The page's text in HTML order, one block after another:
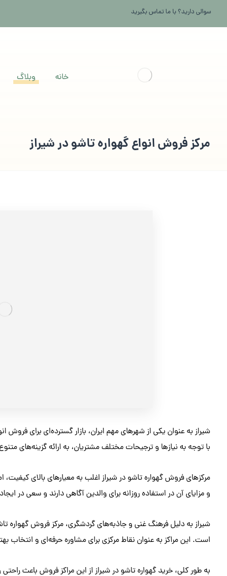
سوالی دارید؟ با ما تماس بگیرید
خانه وبلاگ
مرکز فروش انواع گهواره تاشو در شیراز
شیراز به عنوان یکی از شهرهای مهم ایران، بازار گسترده‌ای برای فروش
با توجه به نیازها و ترجیحات مختلف مشتریان، به ارائه گزینه‌های
مرکزهای فروش گهواره تاشو در شیراز اغلب به معیارهای بالای
و مزایای آن در استفاده روزانه برای والدین آگاهی دارند و سعی در
شیراز به دلیل فرهنگ غنی و جاذبه‌های گردشگری، مرکز فروش گهواره
است. این مراکز به عنوان نقاط مرکزی برای مشاوره حرفه‌ای و انتخاب
به طور کلی، خرید گهواره تاشو در شیراز از این مراکز فروش باعث